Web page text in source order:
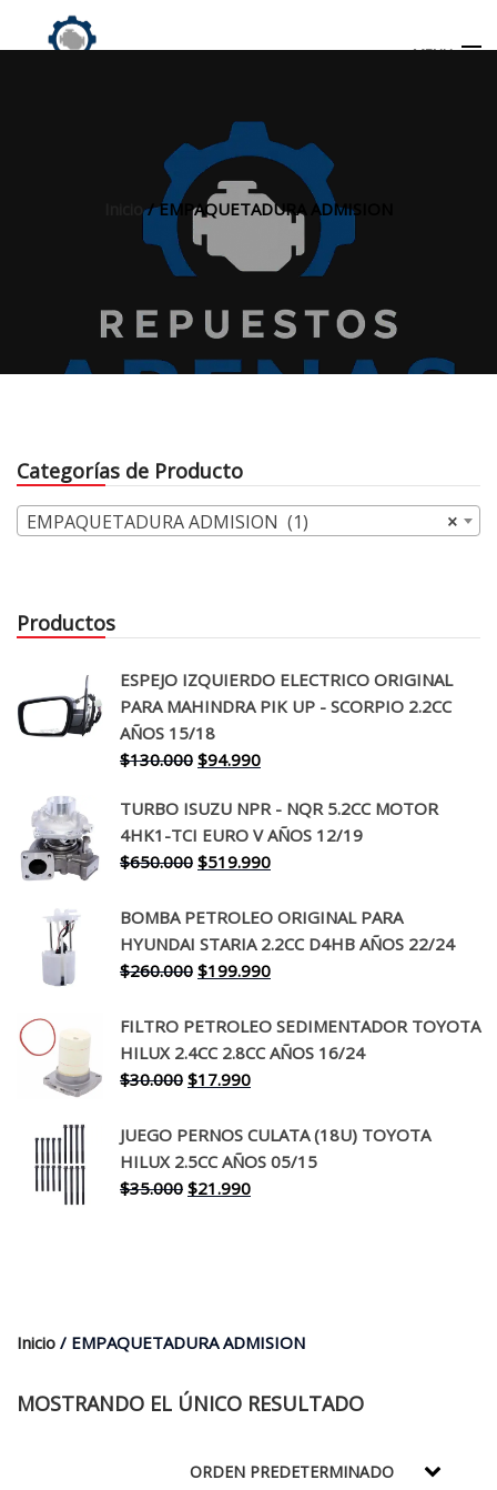
MENU
Inicio/ EMPAQUETADURA ADMISION
Categorías de Producto
×
EMPAQUETADURA ADMISION (1)
Productos
ESPEJO IZQUIERDO ELECTRICO ORIGINAL
PARA MAHINDRA PIK UP - SCORPIO 2.2CC
AÑOS 15/18
$130.000 El
original
era:
$130.000.
$94.990El
actual
es:
$94.990.
TURBO ISUZU NPR - NQR 5.2CC MOTOR
4HK1-TCI EURO V AÑOS 12/19
$650.000 El
original
era:
$650.000.
$519.990El
actual
es:
$519.990.
BOMBA PETROLEO ORIGINAL PARA
HYUNDAI STARIA 2.2CC D4HB AÑOS 22/24
$260.000 El
original
era:
$260.000.
$199.990El
actual
es:
FILTRO PETROLEO SEDIMENTADOR TOYOTA
HILUX 2.4CC 2.8CC AÑOS 16/24
$30.000 El
original
era:
$30.000.
$17.990El
actual
es:
$17.990.
JUEGO PERNOS CULATA (18U) TOYOTA
HILUX 2.5CC AÑOS 05/15
$35.000 El
$21.990El
Inicio / EMPAQUETADURA ADMISION
MOSTRANDO EL ÚNICO RESULTADO